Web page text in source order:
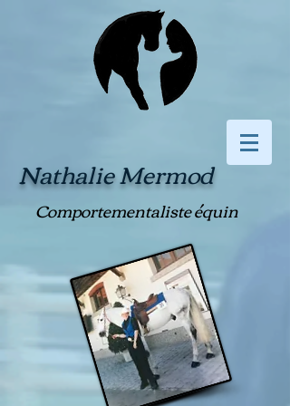
Nathalie Mermod
équin